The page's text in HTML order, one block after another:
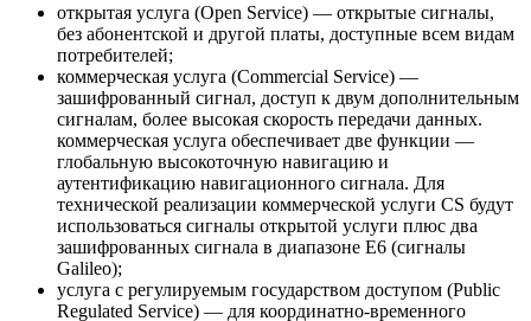
открытая услуга (Open Service) — открытые сигналы,
без абонентской и другой платы, доступные всем видам
потребителей;
коммерческая услуга (Commercial Service) —
зашифрованный сигнал, доступ к двум дополнительным
сигналам, более высокая скорость передачи данных.
коммерческая услуга обеспечивает две функции —
глобальную высокоточную навигацию и
аутентификацию навигационного сигнала. Для
технической реализации коммерческой услуги CS будут
использоваться сигналы открытой услуги плюс два
зашифрованных сигнала в диапазоне E6 (сигналы
Galileo);
услуга с регулируемым государством доступом (Public
Regulated Service) — для координатно-временного